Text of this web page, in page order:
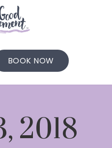
BOOK NOW
2018